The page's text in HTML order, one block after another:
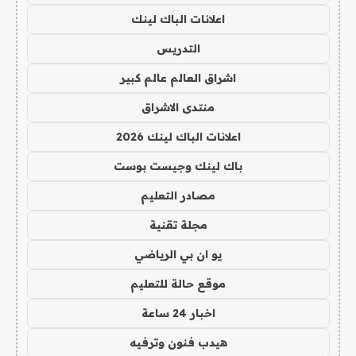
اعلانات الباك لينك
التدريس
اشراق العالم عالم كبير
منتدى الاشراق
اعلانات الباك لينك 2026
باك لينك وجيست بوست
مصادر التعليم
مجلة تقنية
يو ان بي الرياضي
موقع حالة للتعليم
اخبار 24 ساعة
هيدب فنون وترفيه